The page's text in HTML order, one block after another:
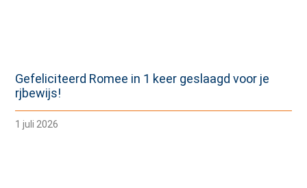
Gefeliciteerd Romee in 1 keer geslaagd voor je
rjbewijs!
1 juli 2026